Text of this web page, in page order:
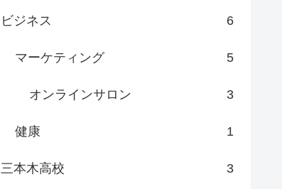
ビジネス 6
マーケティング 5
オンラインサロン 3
健康 1
三本木高校 3